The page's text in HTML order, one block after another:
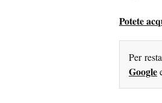
Potete
Per
Google